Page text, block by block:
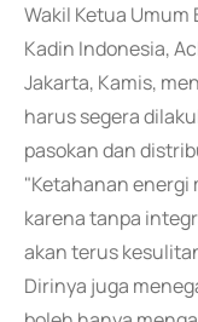
Wakil Ketua Umum
Kadin Indonesia,
Jakarta, Kamis,
harus segera
pasokan dan
"Ketahanan
karena tanpa
akan terus
Dirinya juga